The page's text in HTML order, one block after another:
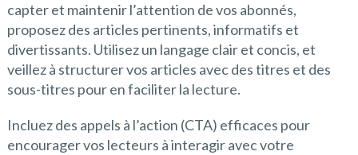
capter et maintenir l’attention de vos abonnés,
proposez des articles pertinents, informatifs et
divertissants. Utilisez un langage clair et concis, et
veillez à structurer vos articles avec des titres et des
sous-titres pour en faciliter la lecture.
Incluez des appels à l’action (CTA) efficaces pour
encourager vos lecteurs à interagir avec votre